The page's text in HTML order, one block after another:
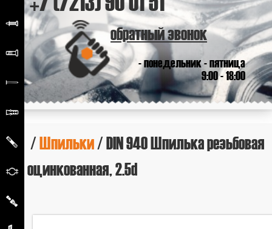
- понедельник - пятница
9:00 - 18:00
обратный звонок
/Шпильки / DIN 940 Шпилька резьбовая
оцинкованная, 2.5d